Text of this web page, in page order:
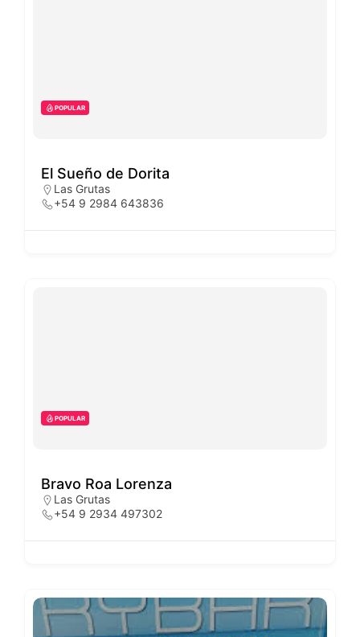
POPULAR
El Sueño de Dorita
Las Grutas
+54 9 2984 643836
POPULAR
Bravo Roa Lorenza
Las Grutas
+54 9 2934 497302